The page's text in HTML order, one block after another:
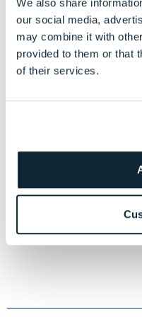
our social media,
may combine it with
provided to them or that
of their services.